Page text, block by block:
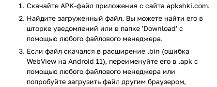
Андроид и позволяет с удобством писать код любой
сложности и любой длины, даже находясь вдали от
компьютера. Интересной особенностью программы
является поддержка CSS, JavaScript, JQuery и AJAX. А
чтобы проверить результат ваших трудов перед
сохранением и использованием, в состав приложения
входит удобный инструмент предварительного просмотра
Скачайте APK-файл приложения с сайта apkshki.com.
Найдите загруженный файл. Вы можете найти его в
шторке уведомлений или в папке 'Download' с
помощью любого файлового менеджера.
Если файл скачался в расширение .bin (ошибка
WebView на Android 11), переименуйте его в .apk с
помощью любого файлового менеджера или
попробуйте загрузить файл другим браузером,